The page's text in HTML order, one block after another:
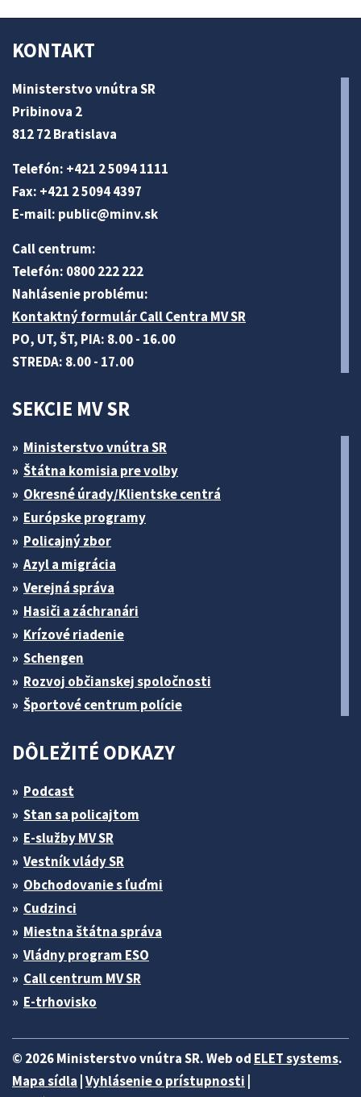
KONTAKT
Ministerstvo vnútra SR
Pribinova 2
812 72 Bratislava
Telefón: +421 2 5094 1111
Fax: +421 2 5094 4397
E-mail: public@minv.sk
Call centrum:
Telefón: 0800 222 222
Nahlásenie problému:
Kontaktný formulár Call Centra MV SR
PO, UT, ŠT, PIA: 8.00 - 16.00
STREDA: 8.00 - 17.00
SEKCIE MV SR
Ministerstvo vnútra SR
Štátna komisia pre volby
Okresné úrady/Klientske centrá
Európske programy
Policajný zbor
Azyl a migrácia
Verejná správa
Hasiči a záchranári
Krízové riadenie
Schengen
Rozvoj občianskej spoločnosti
Športové centrum polície
DÔLEŽITÉ ODKAZY
Podcast
Stan sa policajtom
E-služby MV SR
Vestník vlády SR
Obchodovanie s ľuďmi
Cudzinci
Miestna štátna správa
Vládny program ESO
Call centrum MV SR
E-trhovisko
© 2026 Ministerstvo vnútra SR. Web od ELET systems.
Mapa sídla Vyhlásenie o prístupnosti